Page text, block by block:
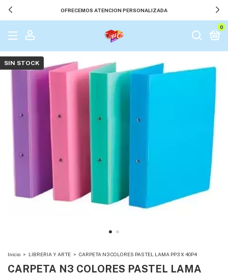
OFRECEMOS ATENCION PERSONALIZADA
0
SIN STOCK
Inicio > LIBRERIA Y ARTE > CARPETA N3 COLORES PASTEL LAMA PP3 X 40P4
CARPETA N3 COLORES PASTEL LAMA